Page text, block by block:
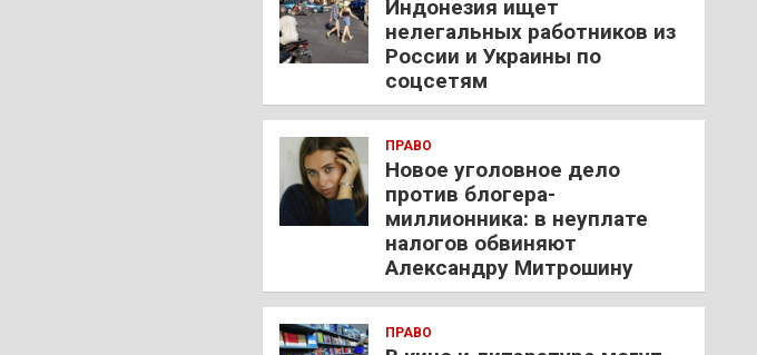
Индонезия ищет
нелегальных работников из
России и Украины по
соцсетям
ПРАВО
Новое уголовное дело
против блогера-
миллионника: в неуплате
налогов обвиняют
Александру Митрошину
ПРАВО